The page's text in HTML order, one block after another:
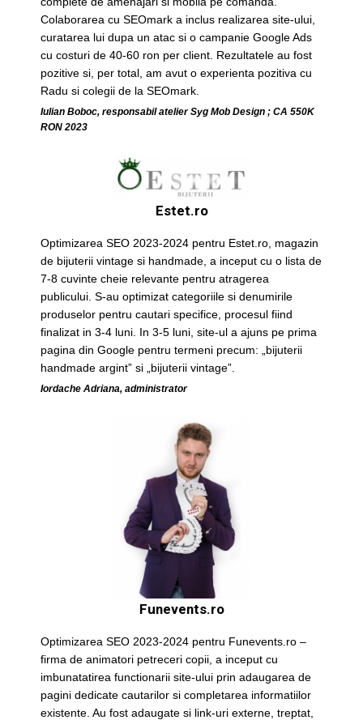
Colaborarea cu SEOmark a inclus realizarea site-ului,
curatarea lui dupa un atac si o campanie Google Ads
cu costuri de 40-60 ron per client. Rezultatele au fost
pozitive si, per total, am avut o experienta pozitiva cu
Radu si colegii de la SEOmark.
Iulian Boboc, responsabil atelier Syg Mob Design ; CA 550K
RON 2023
Estet.ro
Optimizarea SEO 2023-2024 pentru Estet.ro, magazin
de bijuterii vintage si handmade, a inceput cu o lista de
7-8 cuvinte cheie relevante pentru atragerea
publicului. S-au optimizat categoriile si denumirile
produselor pentru cautari specifice, procesul fiind
finalizat in 3-4 luni. In 3-5 luni, site-ul a ajuns pe prima
pagina din Google pentru termeni precum: „bijuterii
handmade argint” si „bijuterii vintage”.
Iordache Adriana, administrator
Funevents.ro
Optimizarea SEO 2023-2024 pentru Funevents.ro –
firma de animatori petreceri copii, a inceput cu
imbunatatirea functionarii site-ului prin adaugarea de
pagini dedicate cautarilor si completarea informatiilor
existente. Au fost adaugate si link-uri externe, treptat,